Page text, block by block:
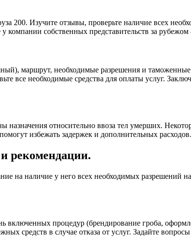
200. Изучите отзывы, проверьте наличие всех
собственных представительств за рубежом
маршрут, необходимые разрешения и
все необходимые средства для оплаты услуг.
назначения относительно ввоза тел умерших.
избежать задержек и дополнительных расходов.
рекомендации.
на наличие у него всех необходимых разрешений
включенных процедур (брендирование гроба,
средств в случае отказа от услуг. Задайте